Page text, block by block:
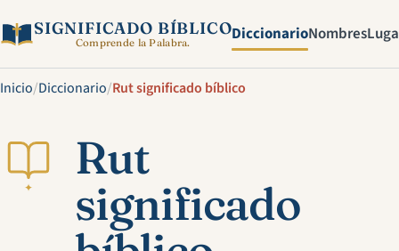
SIGNIFICADO BÍBLICO
Comprende la Palabra. DiccionarioNombres
Inicio/Diccionario/Rut significado bíblico
✦
Rut
significado